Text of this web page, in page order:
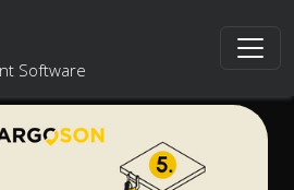
Software